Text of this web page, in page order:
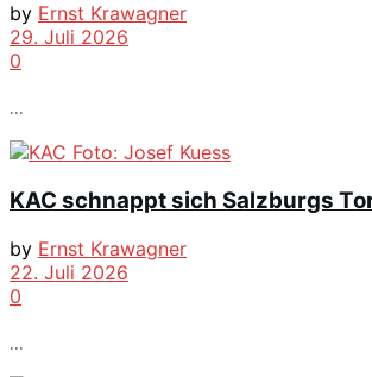
by Ernst Krawagner
29. Juli 2026
0
...
KAC schnappt sich Salzburgs
by Ernst Krawagner
22. Juli 2026
0
...